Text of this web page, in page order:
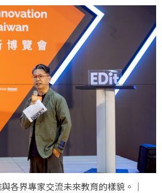
各界專家交流未來教育的樣貌。｜